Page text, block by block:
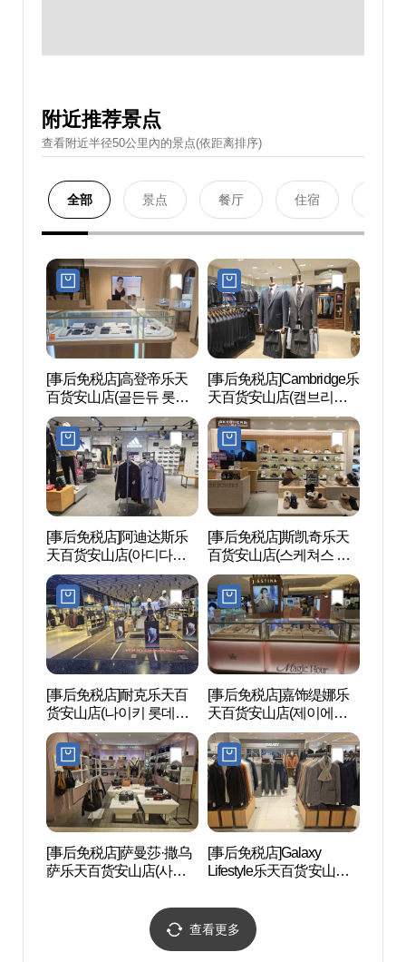
附近推荐景点
查看附近半径50公里內的景点(依距离排序)
全部 景点 餐厅 住宿
[事后免税店]高登帝乐天
百货安山店(골든듀 롯데
백화점 안산점)
[事后免税店]Cambridge乐
天百货安山店(캠브리지
롯데백화점 안산점)
[事后免税店]阿迪达斯乐
天百货安山店(아디다스
롯데백화점 안산점)
[事后免税店]斯凯奇乐天
百货安山店(스케쳐스 롯
데백화점 안산점)
[事后免税店]耐克乐天百
货安山店(나이키 롯데백
화점 안산점)
[事后免税店]嘉饰缇娜乐
天百货安山店(제이에스
티나 롯데백화점 안산점)
[事后免税店]萨曼莎·撒乌
萨乐天百货安山店(사만
[事后免税店]Galaxy
Lifestyle乐天百货安山店
데백화점 안산점)
查看更多